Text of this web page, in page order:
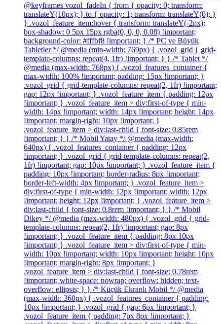
@keyframes vozol_fadeIn { from { opacity: 0; transform:
translateY(10px); } to { opacity: 1; transform: translateY(0); }
} .vozol_feature_item:hover { transform: translateY(-2px);
box-shadow: 0 5px 15px rgba(0, 0, 0, 0.08) !important;
background-color: #fffbf8 !important; } /* PC ve Büyük
Tabletler */ @media (min-width: 769px) { .vozol_grid { grid-
template-columns: repeat(4, 1fr) !important; } } /* Tablet */
@media (max-width: 768px) { .vozol_features_container {
max-width: 100% !important; padding: 15px !important; }
.vozol_grid { grid-template-columns: repeat(2, 1fr) !important;
gap: 12px !important; } .vozol_feature_item { padding: 12px
!important; } .vozol_feature_item > div:first-of-type { min-
width: 14px !important; width: 14px !important; height: 14px
!important; margin-right: 10px !important; }
.vozol_feature_item > div:last-child { font-size: 0.85rem
!important; } } /* Mobil Yatay */ @media (max-width:
640px) { .vozol_features_container { padding: 12px
!important; } .vozol_grid { grid-template-columns: repeat(2,
1fr) !important; gap: 10px !important; } .vozol_feature_item {
padding: 10px !important; border-radius: 8px !important;
border-left-width: 4px !important; } .vozol_feature_item >
div:first-of-type { min-width: 12px !important; width: 12px
!important; height: 12px !important; } .vozol_feature_item >
div:last-child { font-size: 0.8rem !important; } } /* Mobil
Dikey */ @media (max-width: 480px) { .vozol_grid { grid-
template-columns: repeat(2, 1fr) !important; gap: 8px
!important; } .vozol_feature_item { padding: 8px 10px
!important; } .vozol_feature_item > div:first-of-type { min-
width: 10px !important; width: 10px !important; height: 10px
!important; margin-right: 8px !important; }
.vozol_feature_item > div:last-child { font-size: 0.78rem
!important; white-space: nowrap; overflow: hidden; text-
overflow: ellipsis; } } /* Küçük Ekranlı Mobil */ @media
(max-width: 360px) { .vozol_features_container { padding:
10px !important; } .vozol_grid { gap: 6px !important; }
.vozol_feature_item { padding: 7px 8px !important; }